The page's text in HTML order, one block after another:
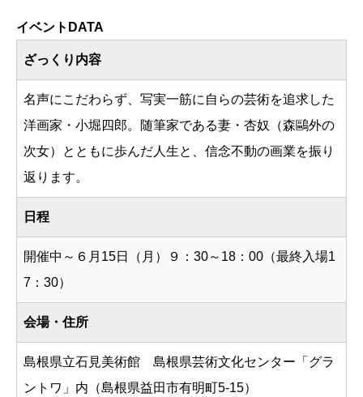
イベントDATA
ざっくり内容
名声にこだわらず、写実一筋に自らの芸術を追求した
洋画家・小堀四郎。随筆家である妻・杏奴（森鷗外の
次女）とともに歩んだ人生と、信念不動の画業を振り
返ります。
日程
開催中～６月15日（月）９：30～18：00（最終入場1
7：30）
会場・住所
島根県立石見美術館 島根県芸術文化センター「グラ
ントワ」内（島根県益田市有明町5-15）